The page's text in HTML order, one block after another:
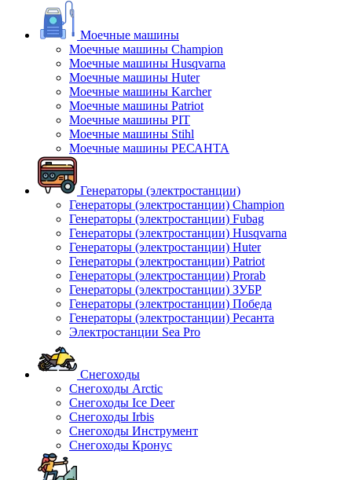
Моечные машины
Моечные машины Champion
Моечные машины Husqvarna
Моечные машины Huter
Моечные машины Karcher
Моечные машины Patriot
Моечные машины PIT
Моечные машины Stihl
Моечные машины РЕСАНТА
Генераторы (электростанции)
Генераторы (электростанции) Champion
Генераторы (электростанции) Fubag
Генераторы (электростанции) Husqvarna
Генераторы (электростанции) Huter
Генераторы (электростанции) Patriot
Генераторы (электростанции) Prorab
Генераторы (электростанции) ЗУБР
Генераторы (электростанции) Победа
Генераторы (электростанции) Ресанта
Электростанции Sea Pro
Снегоходы
Снегоходы Arctic
Снегоходы Ice Deer
Снегоходы Irbis
Снегоходы Инструмент
Снегоходы Кронус